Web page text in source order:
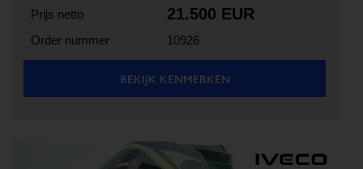
Prijs netto
21.500 EUR
Order nummer 10926
BEKIJK KENMERKEN